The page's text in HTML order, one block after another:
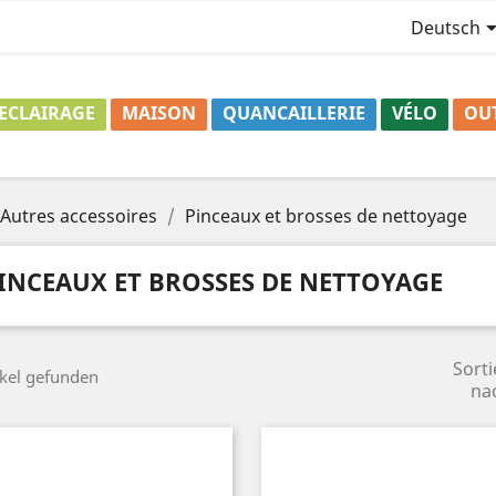
Deutsch
MAISON QUANCAILLERIE VÉLO
Autres accessoires Pinceaux et brosses de nettoyage
ET BROSSES DE NETTOYAGE
gefunden